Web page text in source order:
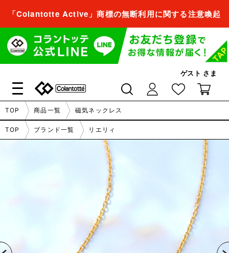
「Colantotte Active」商標の無断利用に関する注意喚起
ゲスト さま
会員登録すれば、
商品をお気に入り登録できるようになります。
会員登録／ログイン
閉じる
会員登録すれば、
商品をお気に入り登録できるようになります。
閉じる
TOP 商品一覧 磁気ネックレス
TOP ブランド一覧 リエリィ